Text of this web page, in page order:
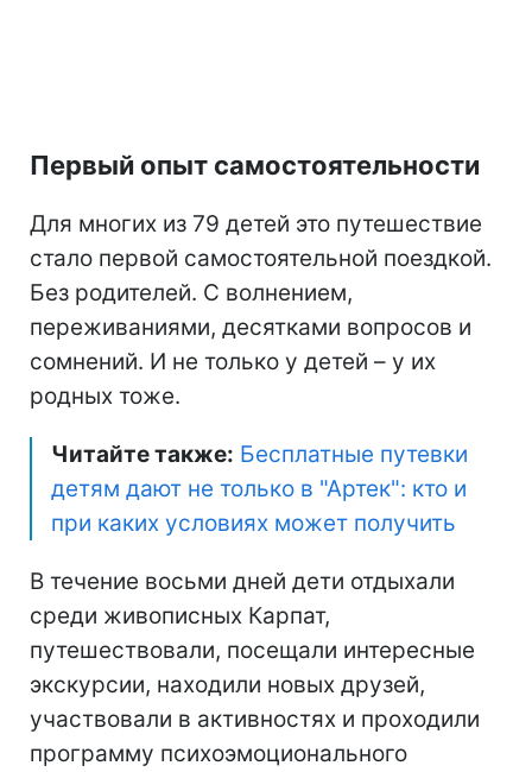
Первый опыт самостоятельности
Для многих из 79 детей это путешествие
стало первой самостоятельной поездкой.
Без родителей. С волнением,
переживаниями, десятками вопросов и
сомнений. И не только у детей – у их
родных тоже.
Читайте также: Бесплатные путевки
детям дают не только в "Артек": кто и
при каких условиях может получить
В течение восьми дней дети отдыхали
среди живописных Карпат,
путешествовали, посещали интересные
экскурсии, находили новых друзей,
участвовали в активностях и проходили
программу психоэмоционального